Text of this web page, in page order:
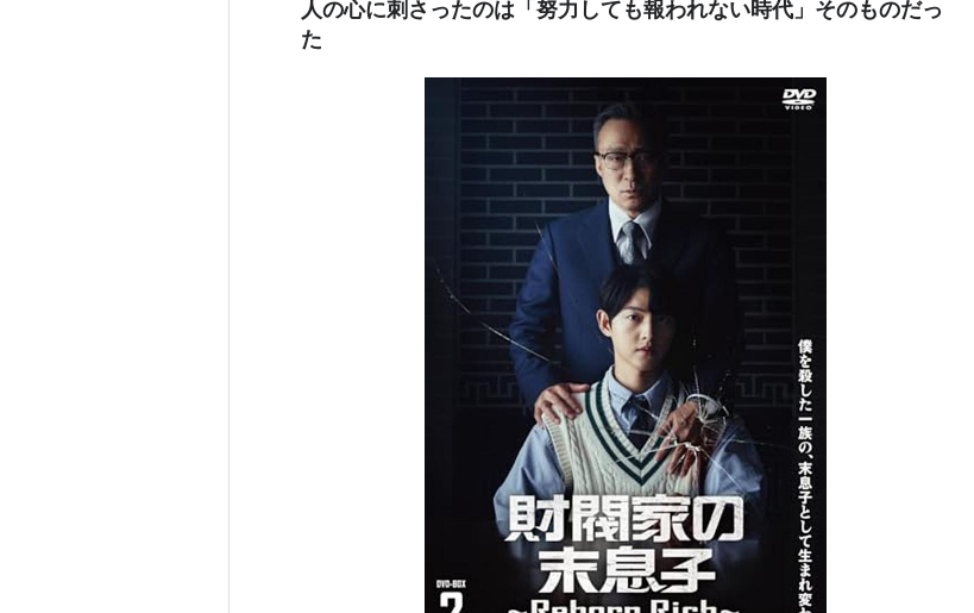
近藤直弼：滝藤賢一
中西英治
人の心に刺さったのは「努力しても報われない時代」そのものだっ
た